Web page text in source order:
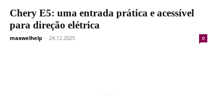
Chery E5: uma entrada prática e acessível
para direção elétrica
maxwelhelp - 24.12.2025 0